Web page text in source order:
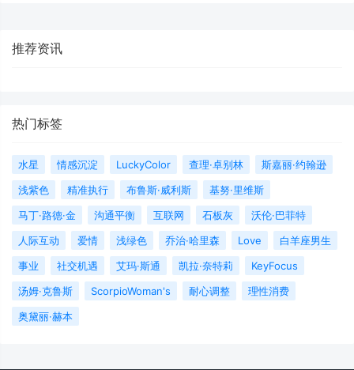
推荐资讯
热门标签
水星 情感沉淀 LuckyColor 查理·卓别林
斯嘉丽·约翰逊
浅紫色
精准执行 布鲁斯·威利斯
基努·里维斯
马丁·路德·金
沟通平衡 互联网 石板灰
沃伦·巴菲特
人际互动
爱情 浅绿色 乔治·哈里森 Love
白羊座男生
事业
社交机遇 艾玛·斯通 凯拉·奈特莉
KeyFocus
汤姆·克鲁斯
ScorpioWoman's 耐心调整
理性消费
奥黛丽·赫本